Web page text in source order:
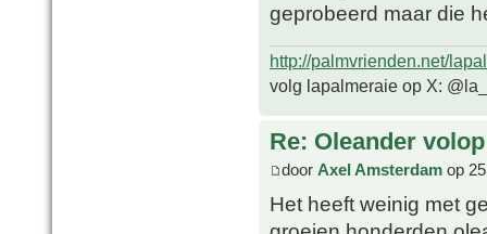
geprobeerd maar die
http://palmvrienden.net/
volg lapalmeraie op X:
Re: Oleander
door Axel Amsterdam op
Het heeft weinig met